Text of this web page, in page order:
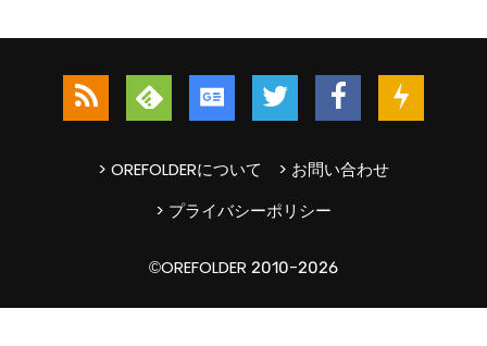
> OREFOLDERについて
> お問い合わせ
> プライバシーポリシー
©OREFOLDER 2010-2026